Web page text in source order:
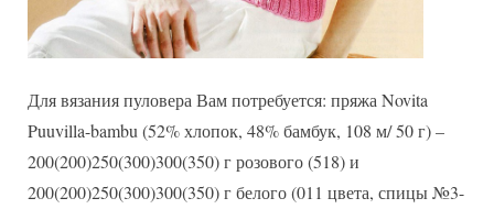
Для вязания пуловера Вам потребуется: пряжа Novita
Puuvilla-bambu (52% хлопок, 48% бамбук, 108 м/ 50 г) –
200(200)250(300)300(350) г розового (518) и
200(200)250(300)300(350) г белого (011 цвета, спицы №3-